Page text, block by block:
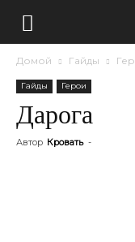
Домой Гайды
Гайды Герои
Дарога
Автор Кровать -